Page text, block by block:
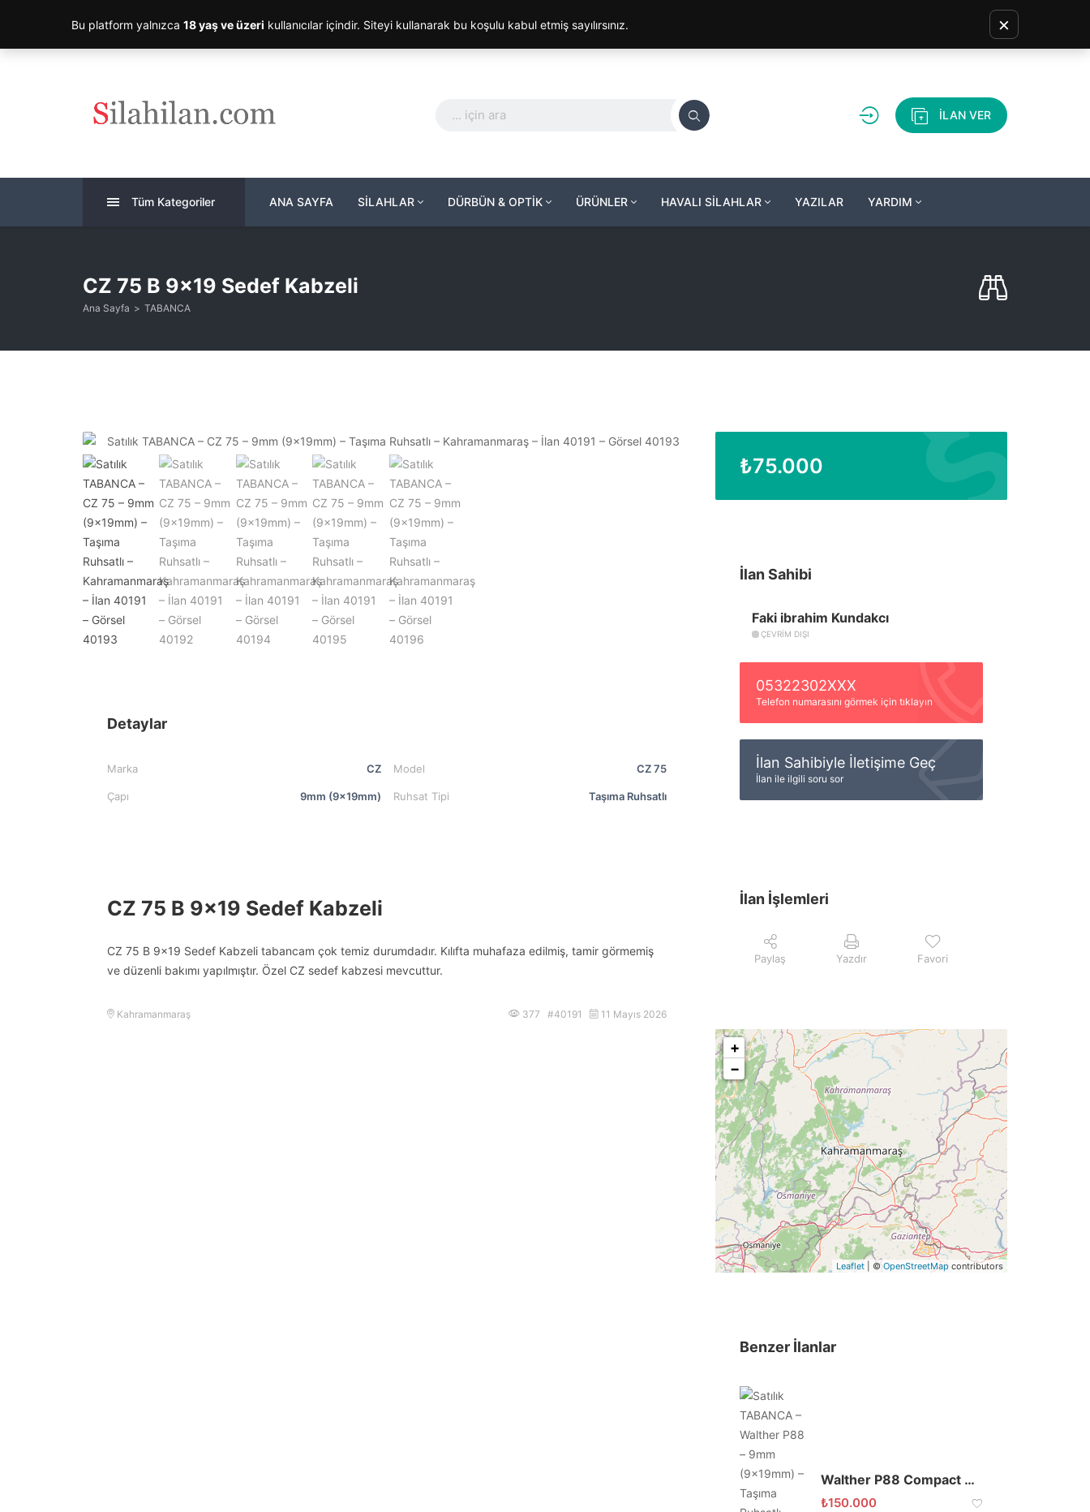
İLAN VER
Tüm Kategoriler ANA SAYFA SİLAHLAR DÜRBÜN & OPTİK ÜRÜNLER HAVALI SİLAHLAR YAZILAR YARDIM
CZ 75 B 9×19 Sedef Kabzeli
Ana Sayfa TABANCA
Detaylar
Marka CZ Model CZ 75
Çapı 9mm (9x19mm) Ruhsat Tipi Taşıma Ruhsatlı
CZ 75 B 9×19 Sedef Kabzeli
CZ 75 B 9×19 Sedef Kabzeli tabancam çok temiz durumdadır. Kılıfta muhafaza edilmiş, tamir görmemiş
ve düzenli bakımı yapılmıştır. Özel CZ sedef kabzesi mevcuttur.
Kahramanmaraş 377 #40191 11 Mayıs 2026
₺75.000
İlan Sahibi
Faki ibrahim Kundakcı
ÇEVRIM DIŞI
05322302XXX
Telefon numarasını görmek için tıklayın
İlan Sahibiyle İletişime Geç
İlan ile ilgili soru sor
İlan İşlemleri
Paylaş Yazdır Favori
+
−
Leaflet | © OpenStreetMap contributors
Benzer İlanlar
Walther P88 Compact 9mm
₺150.000
Bu platform yalnızca 18 yaş ve üzeri kullanıcılar içindir. Siteyi kullanarak bu koşulu kabul etmiş sayılırsınız. ×